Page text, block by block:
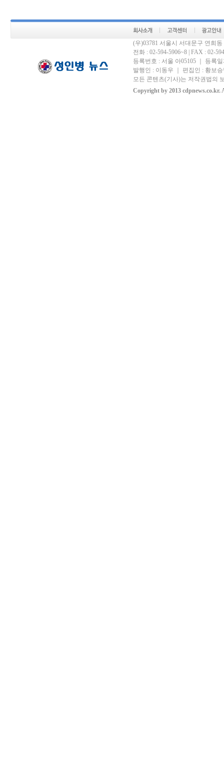
(우)03781 서울시 서대문구 연희
전화 : 02-594-5906~8 | FAX : 02-
등록번호 : 서울 아05105 ｜ 등록
발행인 : 이동우 ｜ 편집인 : 황보
모든 콘텐츠(기사)는 저작권법의
Copyright by 2013 cdpnews.co.kr.